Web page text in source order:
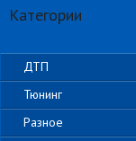
Категории
ДТП
Тюнинг
Разное